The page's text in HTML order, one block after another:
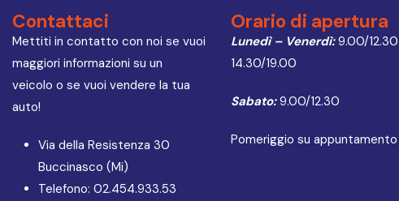
Contattaci
Mettiti in contatto con noi se vuoi
maggiori informazioni su un
veicolo o se vuoi vendere la tua
auto!
Via della Resistenza 30
Buccinasco (Mi)
Telefono: 02.454.933.53
Orario di apertura
Lunedì – Venerdì:9.00/
14.30/19.00
Sabato:9.00/12.30
Pomeriggio su appuntamento